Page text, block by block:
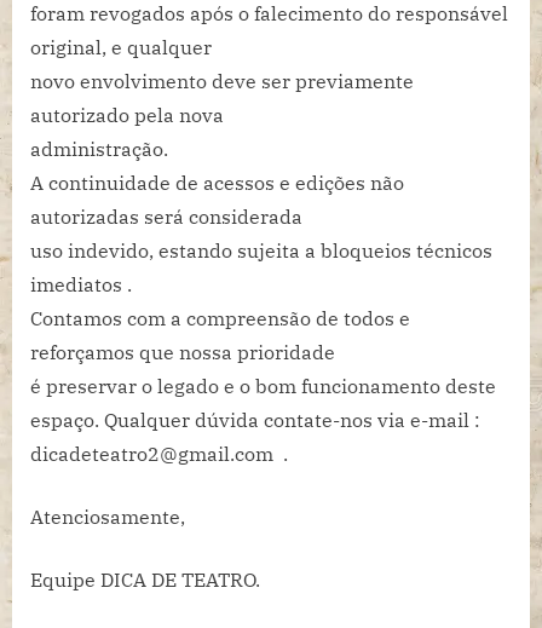
foram revogados após o falecimento do responsável
original, e qualquer
novo envolvimento deve ser previamente
autorizado pela nova
administração.
A continuidade de acessos e edições não
autorizadas será considerada
uso indevido, estando sujeita a bloqueios técnicos
imediatos .
Contamos com a compreensão de todos e
reforçamos que nossa prioridade
é preservar o legado e o bom funcionamento deste
espaço. Qualquer dúvida contate-nos via e-mail :
dicadeteatro2@gmail.com .
Atenciosamente,
Equipe DICA DE TEATRO.